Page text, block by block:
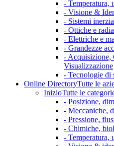
- Temperatura,
- Visione &
- Sistemi
- Ottiche e
- Elettriche e
- Grandezze
- Acquisizione,
Visualizzazione
- Tecnologie di
Online DirectoryTutte le
InizioTutte le
- Posizione,
- Meccaniche,
- Pressione,
- Chimiche,
- Temperatura,